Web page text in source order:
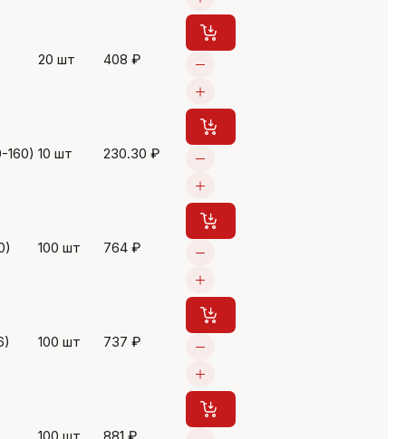
20 шт 408 ₽
160) 10 шт 230.30 ₽
100 шт 764 ₽
100 шт 737 ₽